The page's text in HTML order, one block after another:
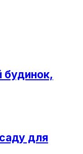
будинок,
для